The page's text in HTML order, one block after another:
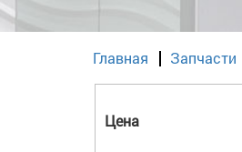
Главная Запчасти
Цена